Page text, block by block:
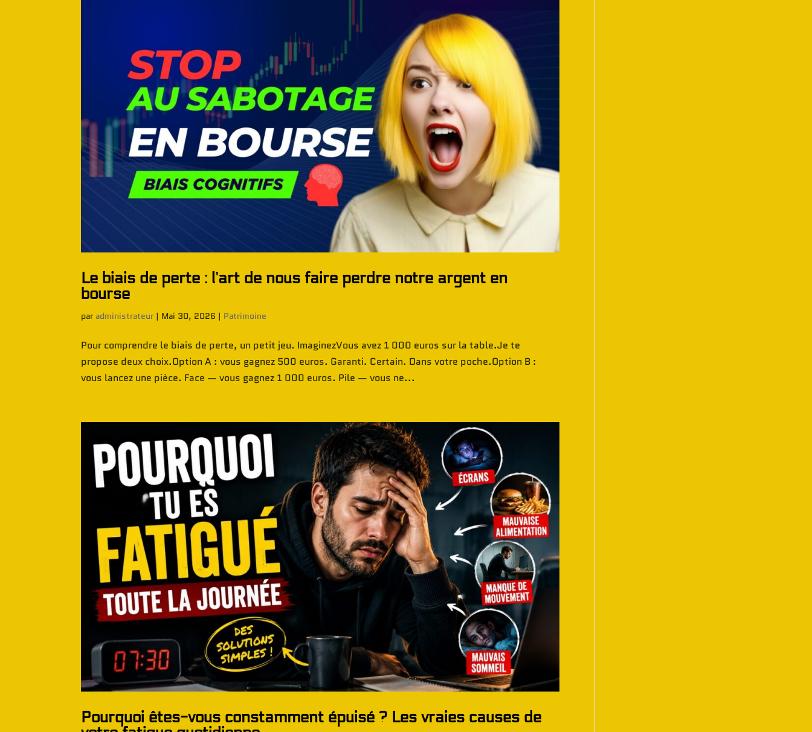
Le biais de perte : l’art de nous faire perdre notre argent en
bourse
par administrateur | Mai 30, 2026 | Patrimoine
Pour comprendre le biais de perte, un petit jeu. ImaginezVous avez 1 000 euros sur la table.Je te
propose deux choix.Option A : vous gagnez 500 euros. Garanti. Certain. Dans votre poche.Option B :
vous lancez une pièce. Face — vous gagnez 1 000 euros. Pile — vous ne...
Pourquoi êtes-vous constamment épuisé ? Les vraies causes de